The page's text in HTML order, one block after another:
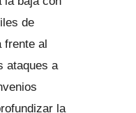
de
frente al
ataques a
la